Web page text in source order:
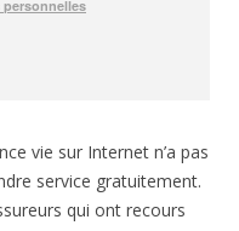
vie sur Internet n’a pas
service gratuitement.
qui ont recours